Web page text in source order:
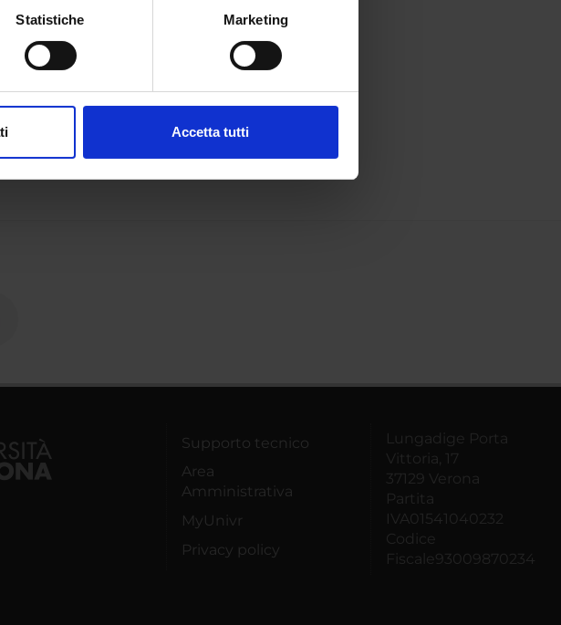
di qualche metro,
sui cookie.
Statistiche Marketing
Accetta tutti
Supporto tecnico
Area
Amministrativa
MyUnivr
Privacy policy
Lungadige Porta
Vittoria, 17
37129 Verona
Partita
IVA01541040232
Codice
Fiscale93009870234